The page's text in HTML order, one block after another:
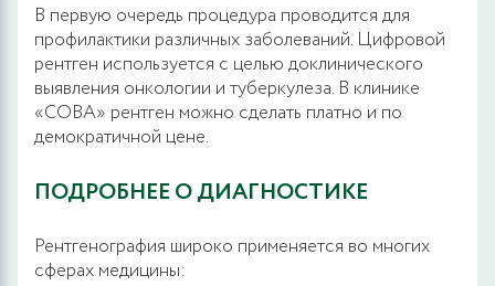
В первую очередь процедура проводится для
профилактики различных заболеваний. Цифровой
рентген используется с целью доклинического
выявления онкологии и туберкулеза. В клинике
«СОВА» рентген можно сделать платно и по
демократичной цене.
ПОДРОБНЕЕ О ДИАГНОСТИКЕ
Рентгенография широко применяется во многих
сферах медицины: